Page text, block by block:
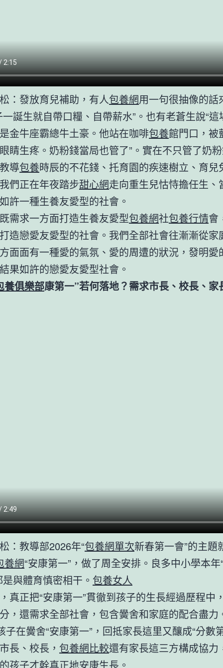
：發放育兒補助，有人包養網用一句很抽像的話
一誕生就自帶口糧、自帶薪水”。也有老蒼生說“
金牛座霸總牛土豪。他站在咖啡包養館門口，被
睛生疼。奶粉錢當局也管了”。實在不只管了奶
導包養時辰的不花錢、托育園的疾速樹立、育兒
們正在年夜踏步甜心網走向重生兒怙恃擔任生、
許一種生養友愛型的社會。
需求一方面打造生養友愛型包養網社包養行情會
造戀愛友愛型的社會。我們全部社會往漸漸從家
面面有一種愛的氣氛、愛的周遭的狀況，發明愛
果如許的戀愛友愛型社會。
養俱樂部康第一”若何落地？需求市長、校長、家
：教導部2026年“包養網單次新春第一會”的主題
養網“安康第一”，做了周全安排。良多中小學本年
是與體育慎密相干。 包養女人
真正把“安康第一”貫徹到孩子的生長經過歷程中
，還需求全部社會，包含黌舍和家庭的配合盡力
子在黌舍“安康第一”，回抵家長這里又釀成“分數
長、校長， 包養網比較還有家長這三方構成協力
孩子才幹真正地安康生長。